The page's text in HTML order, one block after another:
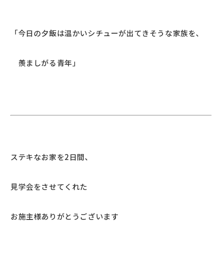
「今日の夕飯は温かいシチューが出てきそうな家族を、
羨ましがる青年」
ステキなお家を2日間、
見学会をさせてくれた
お施主様ありがとうございます